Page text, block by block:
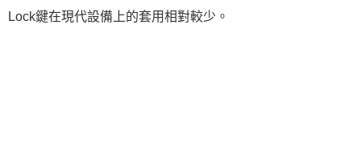
Lock鍵在現代設備上的套用相對較少。